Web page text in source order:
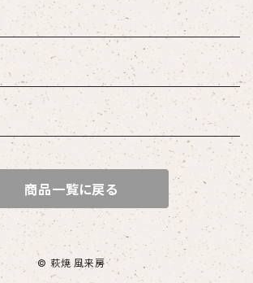
商品一覧に戻る
© 萩焼 風来房